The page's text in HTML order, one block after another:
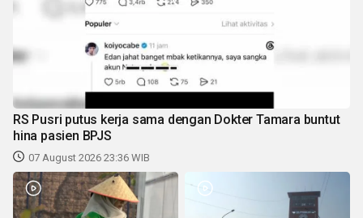
RS Pusri putus kerja sama dengan Dokter Tamara buntut
hina pasien BPJS
07 August 2026 23:36 WIB